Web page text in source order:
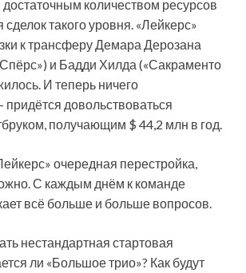
количеством ресурсов
такого уровня. «Лейкерс»
к трансферу Демара Дерозана
и Бадди Хилда («Сакраменто
И теперь ничего
довольствоваться
получающим $ 44,2 млн в год.
очередная перестройка,
С каждым днём к команде
всё больше и больше вопросов.
нестандартная стартовая
ли «Большое трио»? Как будут